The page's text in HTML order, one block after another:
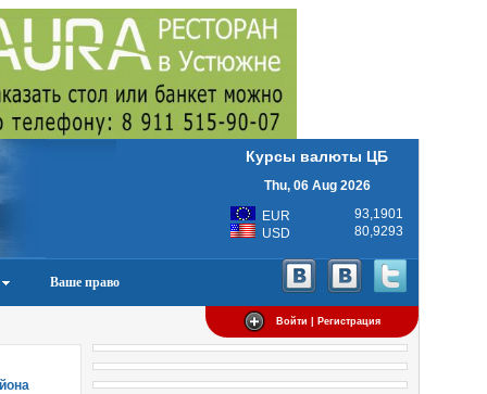
Курсы валюты ЦБ
Thu, 06 Aug 2026
EUR
93,1901
USD
80,9293
Ваше право
Войти | Регистрация